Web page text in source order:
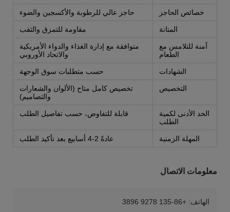
خصائص الحاجز حاجز عالي للرطوبة والأكسجين والضوء
المتانة مقاومة للتمزق والثقب
آمنة للتلامس مع
الطعام
متوافقة مع إدارة الغذاء والدواء الأمريكية
والاتحاد الأوروبي
الشهادات حسب متطلبات سوق الوجهة
التخصيص
تخصيص كامل متاح (الألوان والشعارات
والتصاميم)
الحد الأدنى لكمية
الطلب
قابلة للتفاوض، حسب تفاصيل الطلب
المهلة الزمنية عادةً 2-4 أسابيع بعد تأكيد الطلب
معلومات الاتصال
الهاتف: +86-135 9278 3896